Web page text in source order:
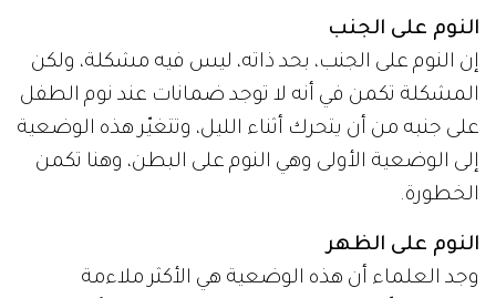
النوم على الجنب
إن النوم على الجنب، بحد ذاته، ليس فيه مشكلة، ولكن
المشكلة تكمن في أنه لا توجد ضمانات عند نوم الطفل
على جنبه من أن يتحرك أثناء الليل، وتتغيّر هذه الوضعية
إلى الوضعية الأولى وهي النوم على البطن، وهنا تكمن
الخطورة.
النوم على الظهر
وجد العلماء أن هذه الوضعية هي الأكثر ملاءمة